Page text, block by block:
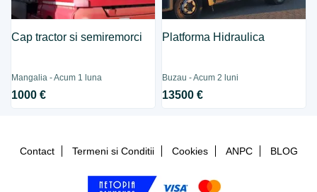
Cap tractor si semiremorci
Mangalia - Acum 1 luna
1000 €
Platforma Hidraulica
Buzau - Acum 2 luni
13500 €
Contact Termeni si Conditii Cookies ANPC BLOG